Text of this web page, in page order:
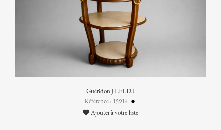
Guéridon J.LELEU
Référence : 15914
Ajouter à votre liste